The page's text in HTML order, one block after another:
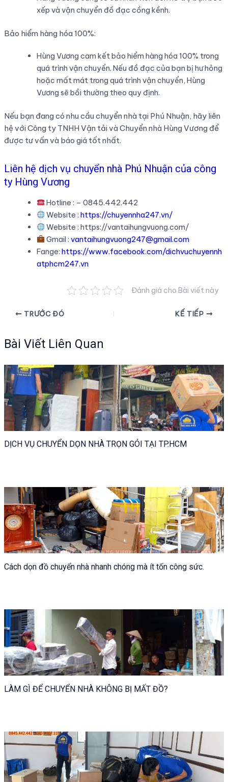
xếp và vận chuyển đồ đạc cồng kềnh.
Bảo hiểm hàng hóa 100%:
Hùng Vương cam kết bảo hiểm hàng hóa 100% trong
quá trình vận chuyển. Nếu đồ đạc của bạn bị hư hỏng
hoặc mất mát trong quá trình vận chuyển, Hùng
Vương sẽ bồi thường theo quy định.
Nếu bạn đang có nhu cầu chuyển nhà tại Phú Nhuận, hãy liên
hệ với Công ty TNHH Vận tải và Chuyển nhà Hùng Vương để
được tư vấn và báo giá tốt nhất.
Liên hệ dịch vụ chuyển nhà Phú Nhuận của công
ty Hùng Vương
Hotline : – 0845.442.442
Website :https://chuyennha247.vn/
Website : https://vantaihungvuong.com/
Gmail :vantaihungvuong247@gmail.com
Fange: https://www.facebook.com/dichvuchuyennh
atphcm247.vn
Đánh giá cho Bài viết này
Điều
bài
viết
TRƯỚC ĐÓ KẾ TIẾP
Bài Viết Liên Quan
DỊCH VỤ CHUYỂN DỌN NHÀ TRỌN GÓI TẠI TP.HCM
Cách dọn đồ chuyển nhà nhanh chóng mà ít tốn công sức.
LÀM GÌ ĐỂ CHUYỂN NHÀ KHÔNG BỊ MẤT ĐỒ?